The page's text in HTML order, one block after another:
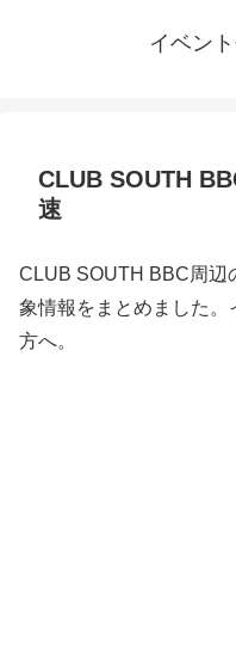
イベン
CLUB SOUTH
速
CLUB SOUTH BBC周辺
象情報をまとめました
方へ。